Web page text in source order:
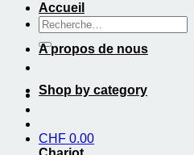
Recherche
de
:
CHF 0.00
Accueil
A propos de nous
Shop by category